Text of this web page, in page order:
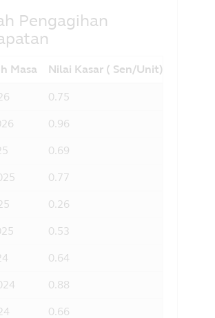
Pengagihan
Masa Nilai Kasar ( Sen/Unit)]
0.75
0.96
0.69
0.77
0.26
0.53
0.64
0.88
0.66